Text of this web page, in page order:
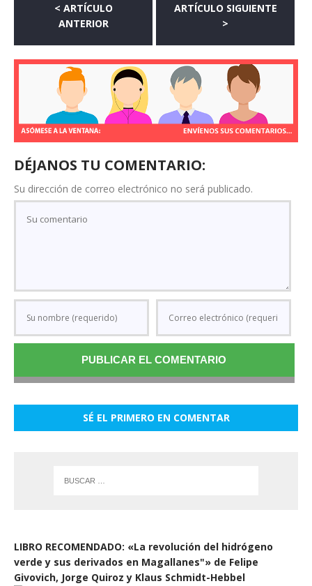
< ARTÍCULO
ANTERIOR
ARTÍCULO SIGUIENTE
>
DÉJANOS TU COMENTARIO:
Su dirección de correo electrónico no será publicado.
SÉ EL PRIMERO EN COMENTAR
LIBRO RECOMENDADO: «La revolución del hidrógeno
verde y sus derivados en Magallanes"» de Felipe
Givovich, Jorge Quiroz y Klaus Schmidt-Hebbel